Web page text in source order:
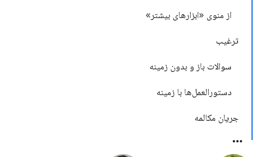
از منوی «ابزارهای بیشتر»
ترغیب
سوالات باز و بدون زمینه
دستورالعمل‌ها با زمینه
جریان مکالمه